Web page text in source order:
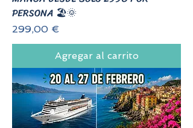
PERSONA 🏖️🌞
Precio
299,00 €
Agregar al carrito